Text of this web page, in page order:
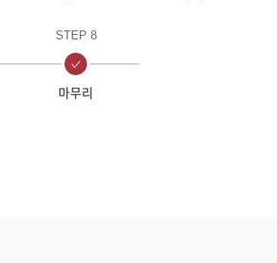
STEP 8
마무리